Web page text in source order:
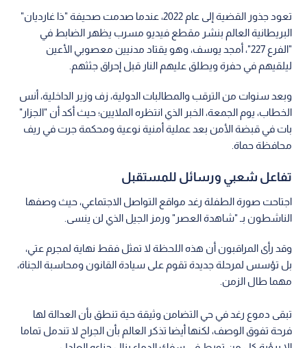
تعود جذور القضية إلى عام 2022، عندما صدمت صحيفة "ذا غارديان"
البريطانية العالم بنشر مقطع فيديو مسرب يظهر الضابط في
"الفرع 227"، أمجد يوسف، وهو يقتاد مدنيين معصوبي الأعين
ليلقيهم في حفرة ويطلق عليهم النار قبل إحراق جثثهم.
وبعد سنوات من الترقب والمطالبات الدولية، زف وزير الداخلية، أنس
الخطاب، يوم الجمعة، الخبر الذي انتظره الملايين؛ حيث أكد أن "الجزار"
بات في قبضة الأمن بعد عملية أمنية نوعية ومحكمة جرت في ريف
محافظة حماة.
تفاعل شعبي ورسائل للمستقبل
اجتاحت صورة الطفلة رغد مواقع التواصل الاجتماعي، حيث وصفها
الناشطون بـ "شاهدة العصر" ورمز الجيل الذي لن ينسى.
وقد رأى المراقبون أن هذه اللحظة لا تمثل فقط نهاية لمجرم عتي،
بل تؤسس لمرحلة جديدة تقوم على سيادة القانون ومحاسبة الجناة،
مهما طال الزمن.
تبقى دموع رغد في حي التضامن وثيقة حية تنطق بأن العدالة لها
فرحة تفوق الوصف، لكنها أيضا تذكر العالم بأن الجراح لا تندمل تماما